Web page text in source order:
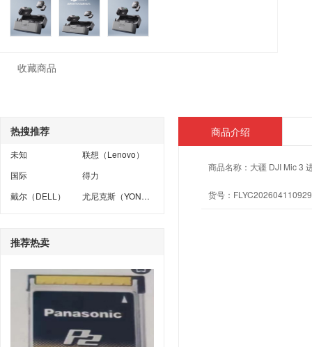
收藏商品
热搜推荐
未知
联想（Lenovo）
国际
得力
戴尔（DELL）
尤尼克斯（YONEX）
推荐热卖
商品介绍
商品名称： 大疆 DJI Mic 3
货号：